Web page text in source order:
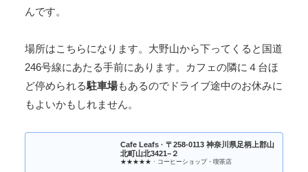
んです。
場所はこちらになります。大野山から下ってくると国道
246号線にあたる手前にあります。カフェの隣に４台ほ
ど停められる駐車場もあるのでドライブ途中のお休みに
もよいかもしれません。
Cafe Leafs · 〒258-0113 神奈川県足柄上郡山
北町山北3421−２
★★★★★ · コーヒーショップ・喫茶店